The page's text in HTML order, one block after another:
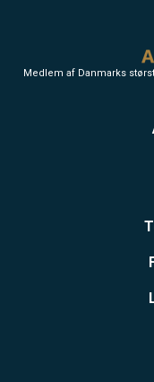
Medlem af Danmarks